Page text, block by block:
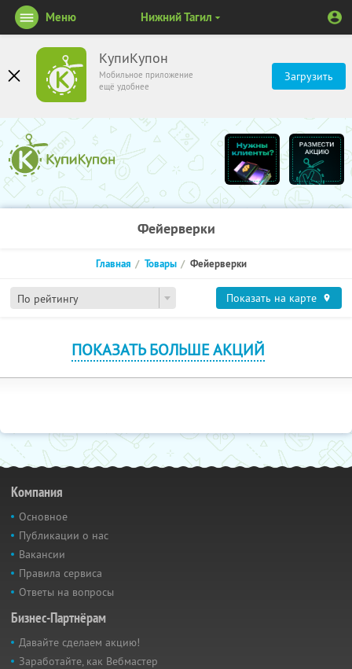
КупиКупон
Мобильное приложение
ещё удобнее
Загрузить
Меню Нижний Тагил
Фейерверки
По рейтингу
Главная Товары Фейерверки
Показать на карте
ПОКАЗАТЬ БОЛЬШЕ АКЦИЙ
Компания
Основное
Публикации о нас
Вакансии
Правила сервиса
Ответы на вопросы
Бизнес-Партнёрам
Давайте сделаем акцию!
Заработайте, как Вебмастер